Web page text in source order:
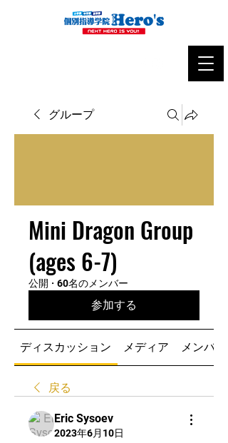
グループ
Mini Dragon Group
(ages 6-7)
公開 · 60名のメンバー
参加する
ディスカッション メディア メンバー
戻る
Eric Sysoev
2023年6月10日